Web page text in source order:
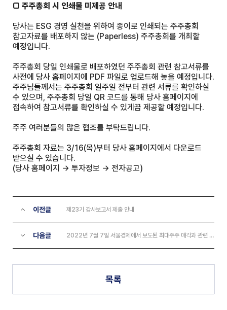
□ 주주총회 시 인쇄물 미제공 안내
당사는 ESG 경영 실천을 위하여 종이로 인쇄되는 주주총회
참고자료를 배포하지 않는 (Paperless) 주주총회를 개최할
예정입니다.
주주총회 당일 인쇄물로 배포하였던 주주총회 관련 참고서류를
사전에 당사 홈페이지에 PDF 파일로 업로드해 놓을 예정입니다.
주주님들께서는 주주총회 일주일 전부터 관련 서류를 확인하실
수 있으며, 주주총회 당일 QR 코드를 통해 당사 홈페이지에
접속하여 참고서류를 확인하실 수 있게끔 제공할 예정입니다.
주주 여러분들의 많은 협조를 부탁드립니다.
주주총회 자료는 3/16(목)부터 당사 홈페이지에서 다운로드
받으실 수 있습니다.
(당사 홈페이지 → 투자정보 → 전자공고)
이전글 제23기 감사보고서 제출 안내
다음글 2022년 7월 7일 서울경제에서 보도된 최대주주 매각과 관련 사실무근
목록